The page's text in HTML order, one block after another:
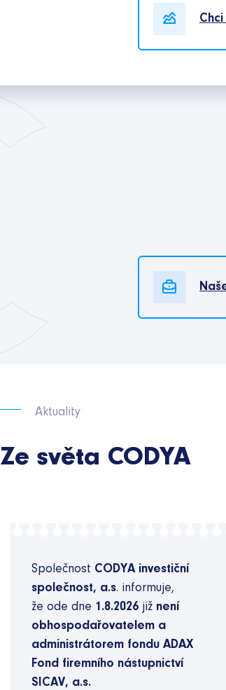
Aktuality
Ze světa CODYA
Společnost CODYA investiční
společnost, a.s. informuje,
že ode dne 1.8.2026již není
obhospodařovatelem a
administrátorem fondu ADAX
Fond firemního nástupnictví
SICAV, a.s.